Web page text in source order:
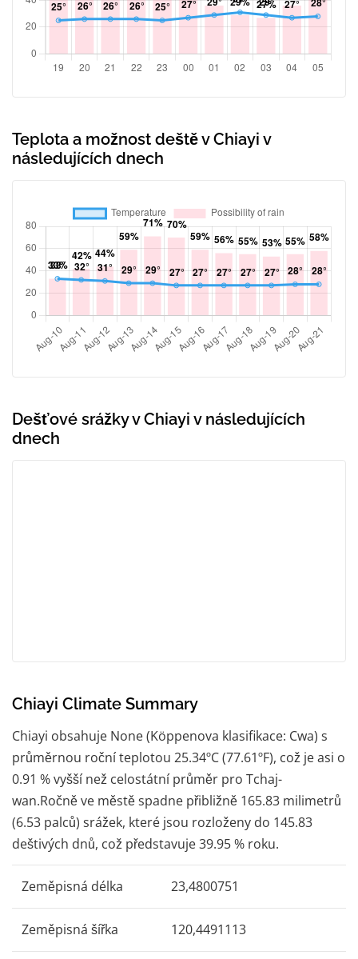
Teplota a možnost deště v Chiayi v
následujících dnech
Dešťové srážky v Chiayi v následujících
dnech
Chiayi Climate Summary
Chiayi obsahuje None (Köppenova klasifikace: Cwa) s
průměrnou roční teplotou 25.34ºC (77.61ºF), což je asi o
0.91 % vyšší než celostátní průměr pro Tchaj-
wan.Ročně ve městě spadne přibližně 165.83 milimetrů
(6.53 palců) srážek, které jsou rozloženy do 145.83
deštivých dnů, což představuje 39.95 % roku.
Zeměpisná délka 23,4800751
Zeměpisná šířka 120,4491113